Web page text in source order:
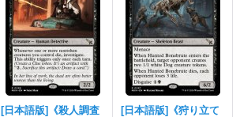
[日本語版]《殺人調査
[日本語版]《狩り立て